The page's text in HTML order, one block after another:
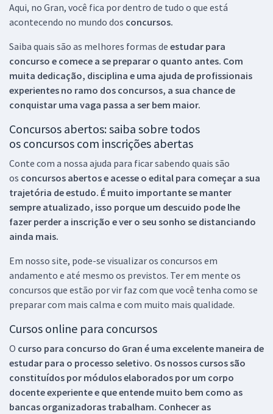
Aqui, no Gran, você fica por dentro de tudo o que está
acontecendo no mundo dos concursos.
Saiba quais são as melhores formas de estudar para
concurso e comece a se preparar o quanto antes. Com
muita dedicação, disciplina e uma ajuda de profissionais
experientes no ramo dos concursos, a sua chance de
conquistar uma vaga passa a ser bem maior.
Concursos abertos: saiba sobre todos
os concursos com inscrições abertas
Conte com a nossa ajuda para ficar sabendo quais são
os concursos abertos e acesse o edital para começar a sua
trajetória de estudo. É muito importante se manter
sempre atualizado, isso porque um descuido pode lhe
fazer perder a inscrição e ver o seu sonho se distanciando
ainda mais.
Em nosso site, pode-se visualizar os concursos em
andamento e até mesmo os previstos. Ter em mente os
concursos que estão por vir faz com que você tenha como se
preparar com mais calma e com muito mais qualidade.
Cursos online para concursos
O curso para concurso do Gran é uma excelente maneira de
estudar para o processo seletivo. Os nossos cursos são
constituídos por módulos elaborados por um corpo
docente experiente e que entende muito bem como as
bancas organizadoras trabalham. Conhecer as